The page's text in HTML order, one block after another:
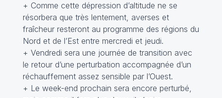
+ Comme cette dépression d’altitude ne se
résorbera que très lentement, averses et
fraîcheur resteront au programme des régions du
Nord et de l’Est entre mercredi et jeudi.
+ Vendredi sera une journée de transition avec
le retour d’une perturbation accompagnée d’un
réchauffement assez sensible par l’Ouest.
+ Le week-end prochain sera encore perturbé,